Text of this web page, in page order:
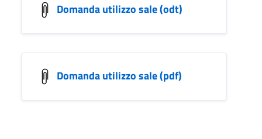
Domanda utilizzo sale (odt)
Domanda utilizzo sale (pdf)